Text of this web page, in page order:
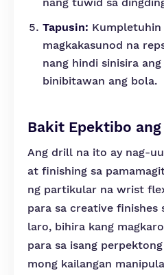
Tapusin: Kumpletuhin
magkakasunod na
nang hindi sinisira
binibitawan ang bola.
Bakit Epektibo
Ang drill na ito ay nag-
at finishing sa
ng partikular na wrist
para sa creative finishes
laro, bihira kang
para sa isang
mong kailangan